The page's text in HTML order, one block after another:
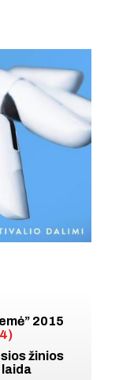
2015
žinios